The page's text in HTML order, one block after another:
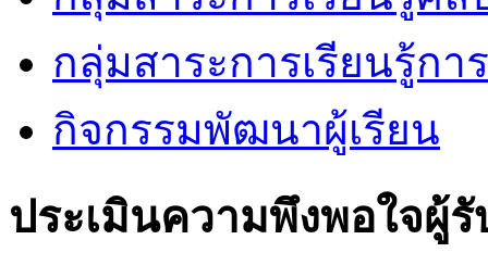
กลุ่มสาระการเรียนรู้กา
กิจกรรมพัฒนาผู้เรียน
ประเมินความพึงพอใจผู้รั